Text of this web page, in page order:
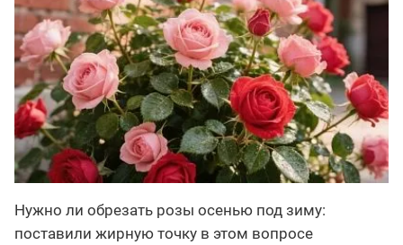
Нужно ли обрезать розы осенью под зиму:
поставили жирную точку в этом вопросе